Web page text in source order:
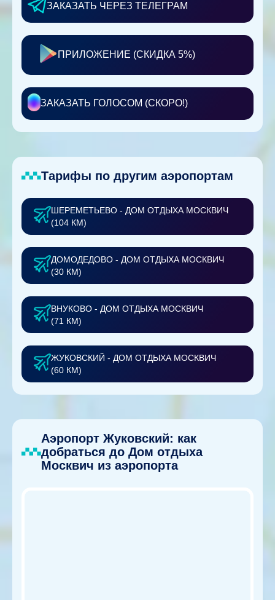
ЗАКАЗАТЬ ЧЕРЕЗ ТЕЛЕГРАМ
ПРИЛОЖЕНИЕ (СКИДКА 5%)
ЗАКАЗАТЬ ГОЛОСОМ (СКОРО!)
Тарифы по другим аэропортам
ШЕРЕМЕТЬЕВО - ДОМ ОТДЫХА МОСКВИЧ
(104 КМ)
ДОМОДЕДОВО - ДОМ ОТДЫХА МОСКВИЧ
(30 КМ)
ВНУКОВО - ДОМ ОТДЫХА МОСКВИЧ
(71 КМ)
ЖУКОВСКИЙ - ДОМ ОТДЫХА МОСКВИЧ
(60 КМ)
Аэропорт Жуковский: как
добраться до Дом отдыха
Москвич из аэропорта